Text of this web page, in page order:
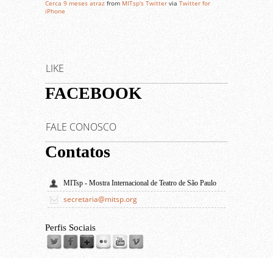
Cerca 9 meses atraz from MITsp's Twitter via Twitter for
iPhone
LIKE
FACEBOOK
FALE CONOSCO
Contatos
MITsp - Mostra Internacional de Teatro de São Paulo
secretaria@mitsp.org
Perfis Sociais